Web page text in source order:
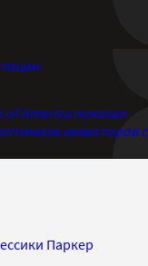
America показал
инвесторов с
Паркер